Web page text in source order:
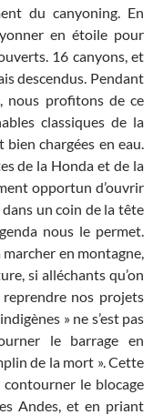
du canyoning. En
en étoile pour
16 canyons, et
descendus. Pendant
nous profitons de ce
classiques de la
chargées en eau.
de la Honda et de la
opportun d’ouvrir
un coin de la tête
nous le permet.
en montagne,
si alléchants qu’on
nos projets
» ne s’est pas
le barrage en
de la mort ». Cette
le blocage
Andes, et en priant